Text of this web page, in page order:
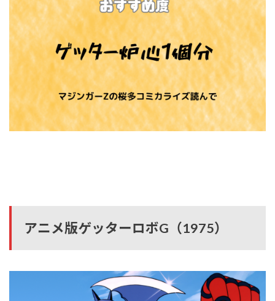
アニメ版ゲッターロボG（1975）